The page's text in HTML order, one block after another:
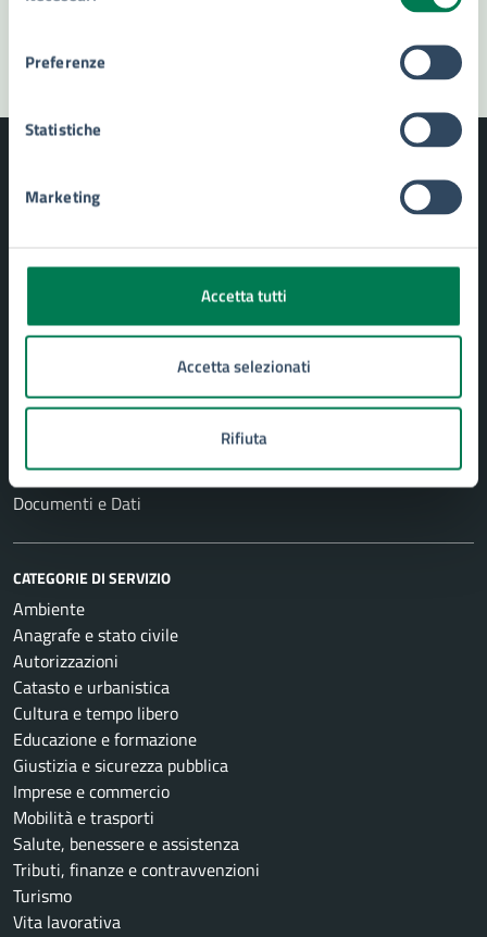
Preferenze
Statistiche
Marketing
Accetta tutti
Accetta selezionati
Rifiuta
Aree amministrative
Organi di governo
Enti e fondazioni
Documenti e Dati
CATEGORIE DI SERVIZIO
Ambiente
Anagrafe e stato civile
Autorizzazioni
Catasto e urbanistica
Cultura e tempo libero
Educazione e formazione
Giustizia e sicurezza pubblica
Imprese e commercio
Mobilità e trasporti
Salute, benessere e assistenza
Tributi, finanze e contravvenzioni
Turismo
Vita lavorativa